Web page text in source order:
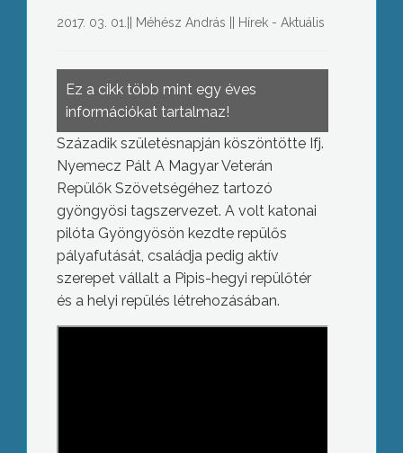
2017. 03. 01. Méhész András Hírek - Aktuális
Ez a cikk több mint egy éves
információkat tartalmaz!
Századik születésnapján köszöntötte Ifj.
Nyemecz Pált A Magyar Veterán
Repülők Szövetségéhez tartozó
gyöngyösi tagszervezet. A volt katonai
pilóta Gyöngyösön kezdte repülős
pályafutását, családja pedig aktív
szerepet vállalt a Pipis-hegyi repülőtér
és a helyi repülés létrehozásában.